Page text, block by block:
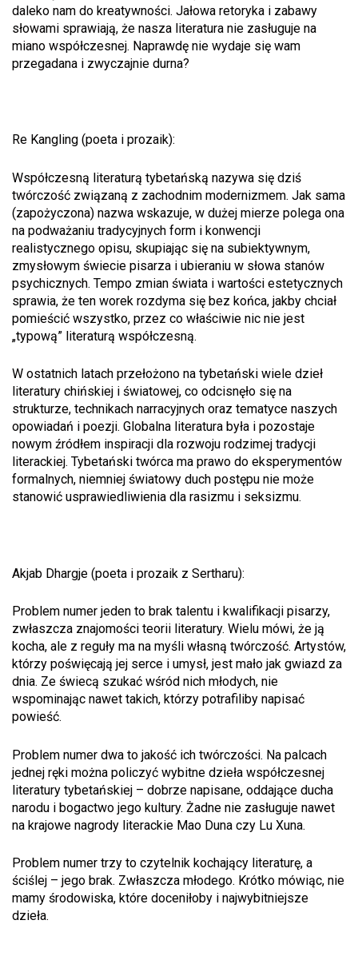
daleko nam do kreatywności. Jałowa retoryka i zabawy
słowami sprawiają, że nasza literatura nie zasługuje na
miano współczesnej. Naprawdę nie wydaje się wam
przegadana i zwyczajnie durna?
Re Kangling (poeta i prozaik):
Współczesną literaturą tybetańską nazywa się dziś
twórczość związaną z zachodnim modernizmem. Jak sama
(zapożyczona) nazwa wskazuje, w dużej mierze polega ona
na podważaniu tradycyjnych form i konwencji
realistycznego opisu, skupiając się na subiektywnym,
zmysłowym świecie pisarza i ubieraniu w słowa stanów
psychicznych. Tempo zmian świata i wartości estetycznych
sprawia, że ten worek rozdyma się bez końca, jakby chciał
pomieścić wszystko, przez co właściwie nic nie jest
„typową” literaturą współczesną.
W ostatnich latach przełożono na tybetański wiele dzieł
literatury chińskiej i światowej, co odcisnęło się na
strukturze, technikach narracyjnych oraz tematyce naszych
opowiadań i poezji. Globalna literatura była i pozostaje
nowym źródłem inspiracji dla rozwoju rodzimej tradycji
literackiej. Tybetański twórca ma prawo do eksperymentów
formalnych, niemniej światowy duch postępu nie może
stanowić usprawiedliwienia dla rasizmu i seksizmu.
Akjab Dhargje (poeta i prozaik z Sertharu):
Problem numer jeden to brak talentu i kwalifikacji pisarzy,
zwłaszcza znajomości teorii literatury. Wielu mówi, że ją
kocha, ale z reguły ma na myśli własną twórczość. Artystów,
którzy poświęcają jej serce i umysł, jest mało jak gwiazd za
dnia. Ze świecą szukać wśród nich młodych, nie
wspominając nawet takich, którzy potrafiliby napisać
powieść.
Problem numer dwa to jakość ich twórczości. Na palcach
jednej ręki można policzyć wybitne dzieła współczesnej
literatury tybetańskiej – dobrze napisane, oddające ducha
narodu i bogactwo jego kultury. Żadne nie zasługuje nawet
na krajowe nagrody literackie Mao Duna czy Lu Xuna.
Problem numer trzy to czytelnik kochający literaturę, a
ściślej – jego brak. Zwłaszcza młodego. Krótko mówiąc, nie
mamy środowiska, które doceniłoby i najwybitniejsze
dzieła.